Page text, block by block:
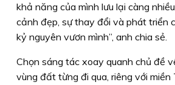
khả năng của mình lưu lại càng
cảnh đẹp, sự thay đổi và phát triển
kỷ nguyên vươn mình”, anh chia sẻ.
Chọn sáng tác xoay quanh chủ đề
vùng đất từng đi qua, riêng với miền